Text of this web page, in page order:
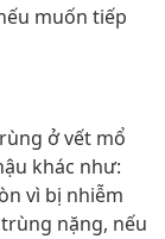
muốn tiếp
ở vết mổ
khác như:
vì bị nhiễm
nặng, nếu